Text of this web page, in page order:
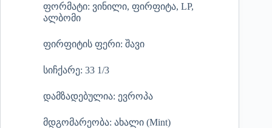
ფორმატი: ვინილი, ფირფიტა, LP,
ალბომი
ფირფიტის ფერი: შავი
სიჩქარე: 33 1/3
დამზადებულია: ევროპა
მდგომარეობა: ახალი (Mint)